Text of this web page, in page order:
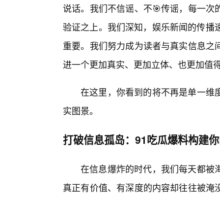
说话。我们不信谣、不🎯传谣，每一
验证之上。我们深知，娱乐新闻的传
重要。我们努力成为读者与真实信息
进一个更加真实、更加立体、也更加值
在这里，你看到的将不再是单一维
实图景。
打破信息孤岛：91吃瓜爆料构建
在信息爆炸的时代，我们每天都被
真正有价值、有深度的内容却往往被